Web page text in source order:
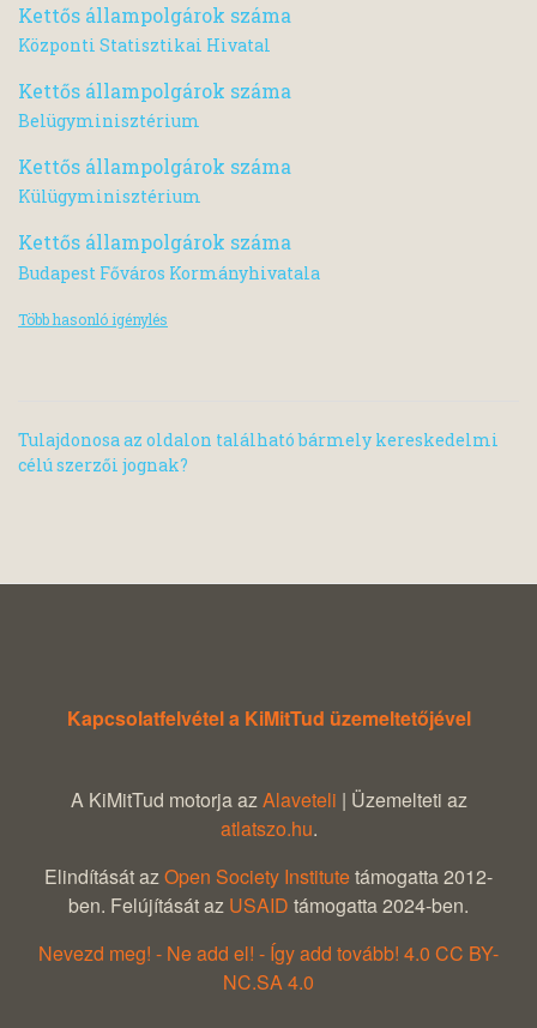
Kettős állampolgárok száma
Központi Statisztikai Hivatal
Kettős állampolgárok száma
Belügyminisztérium
Kettős állampolgárok száma
Külügyminisztérium
Kettős állampolgárok száma
Budapest Főváros Kormányhivatala
Több hasonló igénylés
Tulajdonosa az oldalon található bármely kereskedelmi
célú szerzői jognak?
Kapcsolatfelvétel a KiMitTud üzemeltetőjével
A KiMitTud motorja az Alaveteli | Üzemelteti az
atlatszo.hu.
Elindítását az Open Society Institutetámogatta 2012-
ben. Felújítását az USAID támogatta 2024-ben.
Nevezd meg! - Ne add el! - Így add tovább! 4.0 CC BY-
NC.SA 4.0